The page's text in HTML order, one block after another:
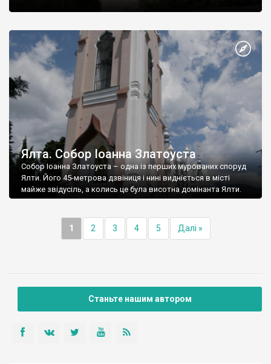
Ялта. Собор Іоанна Златоуста
Собор Іоанна Златоуста – одна із перших мурованих споруд
Ялти. Його 45-метрова дзвіниця і нині видніється в місті
майже звідусіль, а колись це була висотна домінанта Ялти.
1 2 3 4 5 Далі »
Станьте нашим автором